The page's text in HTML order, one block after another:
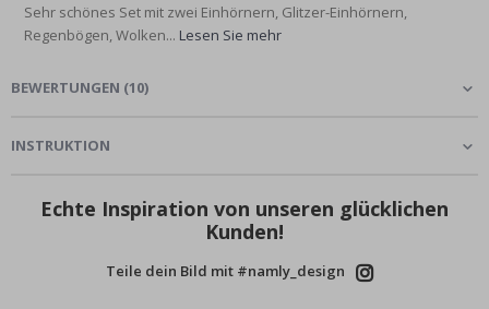
Sehr schönes Set mit zwei Einhörnern, Glitzer-Einhörnern,
Regenbögen, Wolken... Lesen Sie mehr
BEWERTUNGEN (10)
INSTRUKTION
Echte Inspiration von unseren glücklichen
Kunden!
Teile dein Bild mit #namly_design